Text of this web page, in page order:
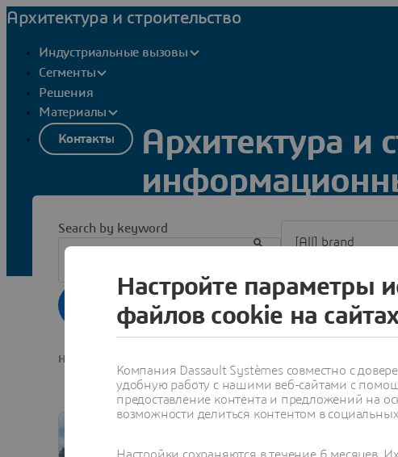
Архитектура и строительство
Индустриальные вызовы
Сегменты
Решения
Материалы
Контакты
Архитектура и
Добро пожаловать в информационный
архитектуры и строительства.
Search by keyword
Сброс
Найдено результатов: 4
ARTICLE
Настройте параметры
файлов cookie на
Компания Dassault Systèmes совместно с
удобную работу с нашими веб-сайтами с
предоставление контента и предложений на
возможности делиться контентом в социальных